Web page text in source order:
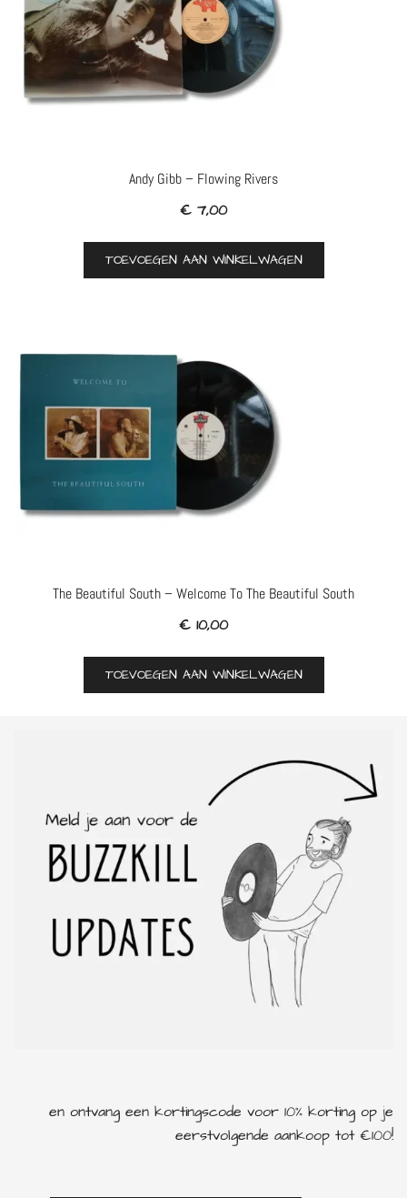
Andy Gibb – Flowing Rivers
€ 7,00
TOEVOEGEN AAN WINKELWAGEN
The Beautiful South – Welcome To The Beautiful South
€ 10,00
TOEVOEGEN AAN WINKELWAGEN
en ontvang een kortingscode voor 10% korting op je
eerstvolgende aankoop tot €100!